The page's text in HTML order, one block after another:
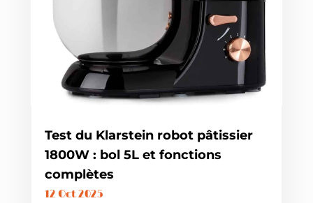
Test du Klarstein robot pâtissier
1800W : bol 5L et fonctions
complètes
12 Oct 2025